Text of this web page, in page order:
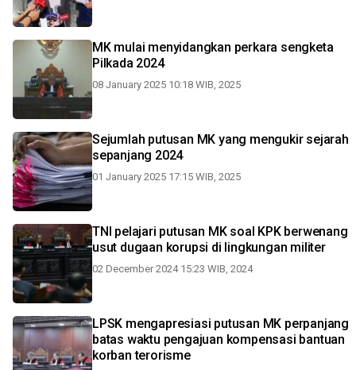
MK mulai menyidangkan perkara sengketa
Pilkada 2024
08 January 2025 10:18 WIB, 2025
Sejumlah putusan MK yang mengukir sejarah
sepanjang 2024
01 January 2025 17:15 WIB, 2025
TNI pelajari putusan MK soal KPK berwenang
usut dugaan korupsi di lingkungan militer
02 December 2024 15:23 WIB, 2024
LPSK mengapresiasi putusan MK perpanjang
batas waktu pengajuan kompensasi bantuan
korban terorisme